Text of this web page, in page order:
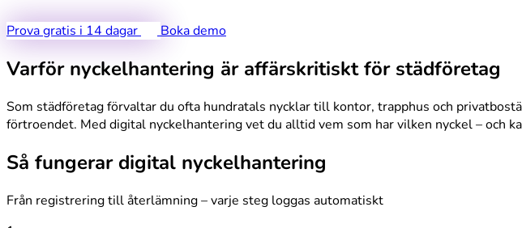
Prova gratis i 14 dagar Boka demo
Varför nyckelhantering är affärskritiskt för städföretag
Som städföretag förvaltar du ofta hundratals nycklar till kontor, trapphus och
förtroendet. Med digital nyckelhantering vet du alltid vem som har vilken nyckel – och
Så fungerar digital nyckelhantering
Från registrering till återlämning – varje steg loggas automatiskt